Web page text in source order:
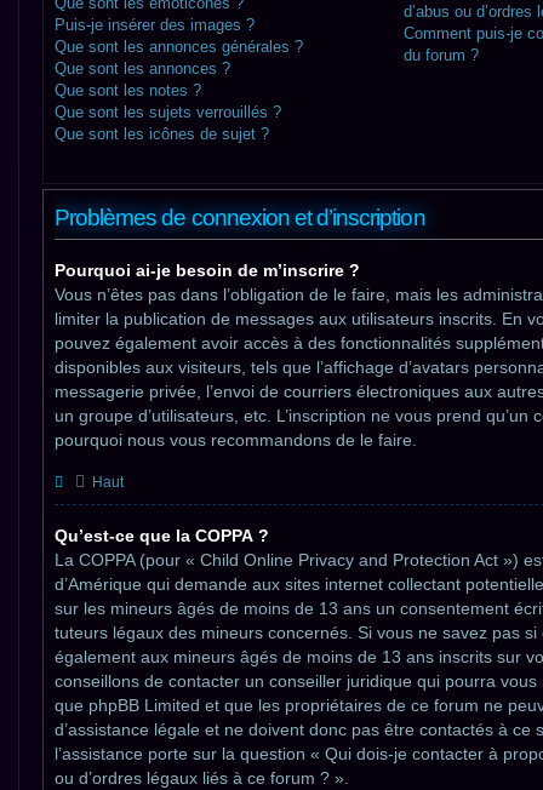
Puis-je insérer des images ?
Que sont les annonces générales ?
Que sont les annonces ?
Que sont les notes ?
Que sont les sujets verrouillés ?
Que sont les icônes de sujet ?
d’abus ou
Comment puis-je
du forum ?
Problèmes de connexion et d’inscription
Pourquoi ai-je besoin de m’inscrire ?
Vous n’êtes pas dans l’obligation de le faire, mais les
limiter la publication de messages aux utilisateurs inscrits. En
pouvez également avoir accès à des fonctionnalités
disponibles aux visiteurs, tels que l’affichage d’avatars
messagerie privée, l’envoi de courriers électroniques aux
un groupe d’utilisateurs, etc. L’inscription ne vous prend qu’un
pourquoi nous vous recommandons de le faire.
Haut
Qu’est-ce que la COPPA ?
La COPPA (pour « Child Online Privacy and Protection Act »)
d’Amérique qui demande aux sites internet collectant
sur les mineurs âgés de moins de 13 ans un consentement
tuteurs légaux des mineurs concernés. Si vous ne savez pas si
également aux mineurs âgés de moins de 13 ans inscrits sur
conseillons de contacter un conseiller juridique qui pourra vous
que phpBB Limited et que les propriétaires de ce forum ne
d’assistance légale et ne doivent donc pas être contactés à ce
l’assistance porte sur la question « Qui dois-je contacter à
ou d’ordres légaux liés à ce forum ? ».